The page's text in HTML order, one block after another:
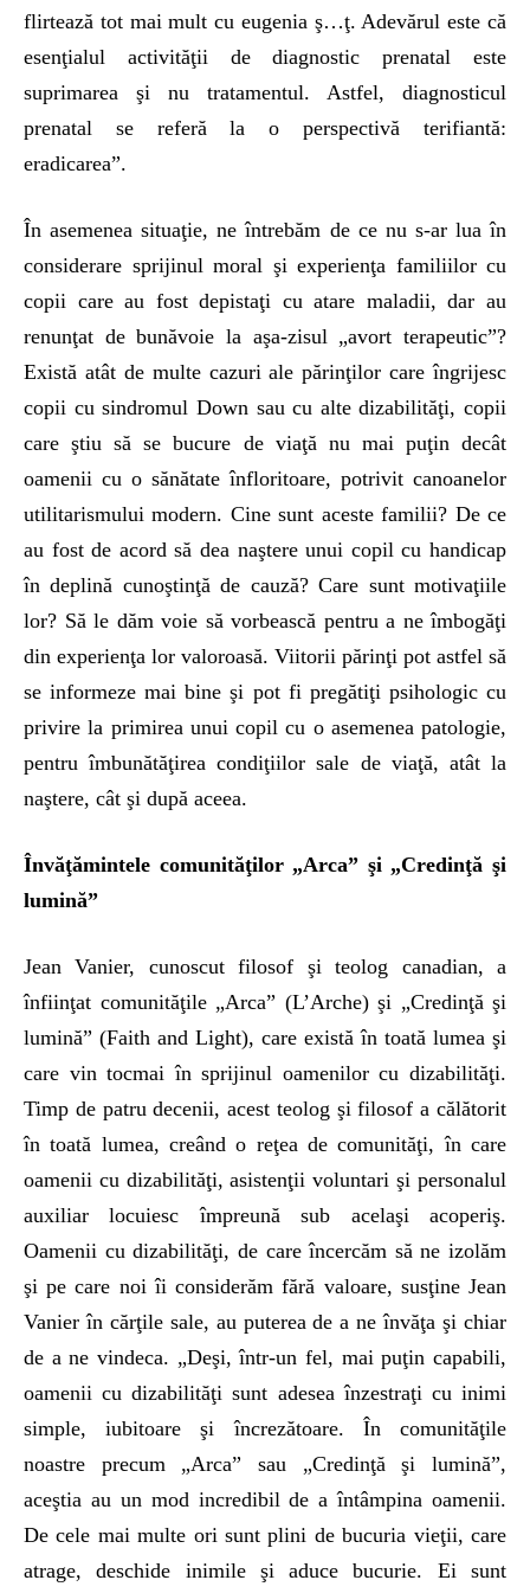
flirtează tot mai mult cu eugenia ş…ţ. Adevărul este că
esenţialul activităţii de diagnostic prenatal este
suprimarea şi nu tratamentul. Astfel, diagnosticul
prenatal se referă la o perspectivă terifiantă:
eradicarea”.
În asemenea situaţie, ne întrebăm de ce nu s-ar lua în
considerare sprijinul moral şi experienţa familiilor cu
copii care au fost depistaţi cu atare maladii, dar au
renunţat de bunăvoie la aşa-zisul „avort terapeutic”?
Există atât de multe cazuri ale părinţilor care îngrijesc
copii cu sindromul Down sau cu alte dizabilităţi, copii
care ştiu să se bucure de viaţă nu mai puţin decât
oamenii cu o sănătate înfloritoare, potrivit canoanelor
utilitarismului modern. Cine sunt aceste familii? De ce
au fost de acord să dea naştere unui copil cu handicap
în deplină cunoştinţă de cauză? Care sunt motivaţiile
lor? Să le dăm voie să vorbească pentru a ne îmbogăţi
din experienţa lor valoroasă. Viitorii părinţi pot astfel să
se informeze mai bine şi pot fi pregătiţi psihologic cu
privire la primirea unui copil cu o asemenea patologie,
pentru îmbunătăţirea condiţiilor sale de viaţă, atât la
naştere, cât şi după aceea.
Învăţămintele comunităţilor „Arca” şi „Credinţă şi
lumină”
Jean Vanier, cunoscut filosof şi teolog canadian, a
înfiinţat comunităţile „Arca” (L’Arche) şi „Credinţă şi
lumină” (Faith and Light), care există în toată lumea şi
care vin tocmai în sprijinul oamenilor cu dizabilităţi.
Timp de patru decenii, acest teolog şi filosof a călătorit
în toată lumea, creând o reţea de comunităţi, în care
oamenii cu dizabilităţi, asistenţii voluntari şi personalul
auxiliar locuiesc împreună sub acelaşi acoperiş.
Oamenii cu dizabilităţi, de care încercăm să ne izolăm
şi pe care noi îi considerăm fără valoare, susţine Jean
Vanier în cărţile sale, au puterea de a ne învăţa şi chiar
de a ne vindeca. „Deşi, într-un fel, mai puţin capabili,
oamenii cu dizabilităţi sunt adesea înzestraţi cu inimi
simple, iubitoare şi încrezătoare. În comunităţile
noastre precum „Arca” sau „Credinţă şi lumină”,
aceştia au un mod incredibil de a întâmpina oamenii.
De cele mai multe ori sunt plini de bucuria vieţii, care
atrage, deschide inimile şi aduce bucurie. Ei sunt